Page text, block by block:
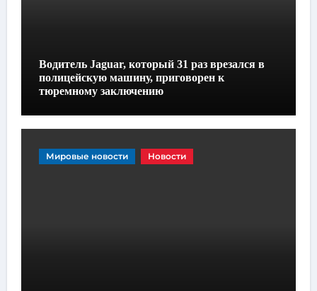
Водитель Jaguar, который 31 раз врезался в
полицейскую машину, приговорен к
тюремному заключению
Мировые новости Новости